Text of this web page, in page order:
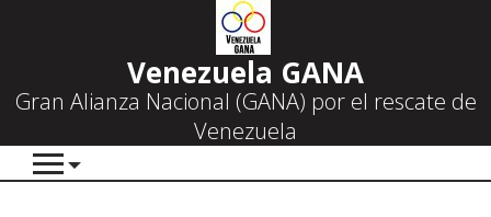
Venezuela GANA
Gran Alianza Nacional (GANA) por el rescate de
Venezuela